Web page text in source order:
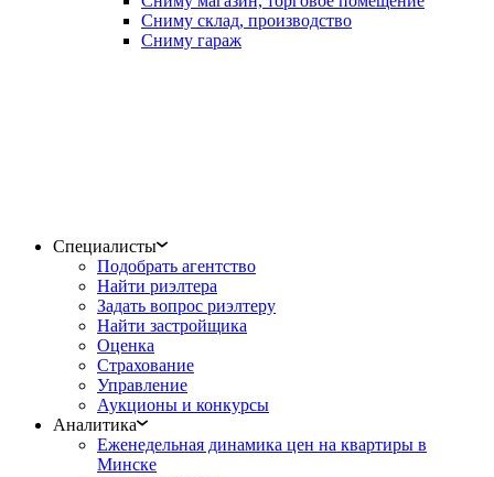
Сниму склад, производство
Сниму гараж
Специалисты
Подобрать агентство
Найти риэлтера
Задать вопрос риэлтеру
Найти застройщика
Оценка
Страхование
Управление
Аукционы и конкурсы
Аналитика
Еженедельная динамика цен на квартиры в
Минске